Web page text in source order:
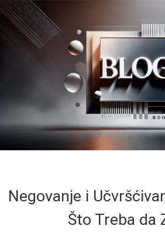
Negovanje i
Što Treba da